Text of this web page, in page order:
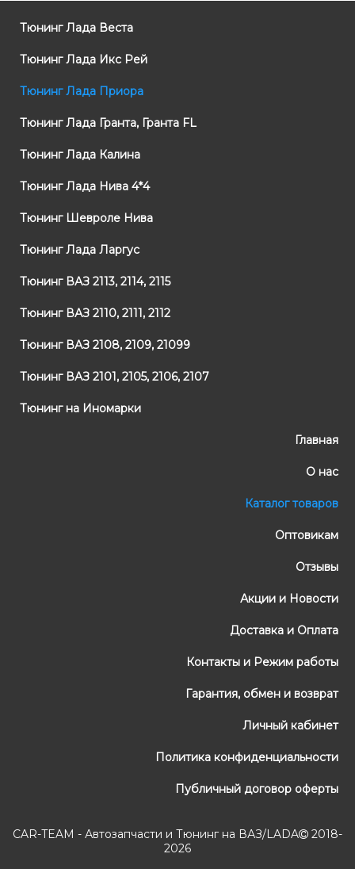
Тюнинг Лада Веста
Тюнинг Лада Икс Рей
Тюнинг Лада Приора
Тюнинг Лада Гранта, Гранта FL
Тюнинг Лада Калина
Тюнинг Лада Нива 4*4
Тюнинг Шевроле Нива
Тюнинг Лада Ларгус
Тюнинг ВАЗ 2113, 2114, 2115
Тюнинг ВАЗ 2110, 2111, 2112
Тюнинг ВАЗ 2108, 2109, 21099
Тюнинг ВАЗ 2101, 2105, 2106, 2107
Тюнинг на Иномарки
Главная
О нас
Каталог товаров
Оптовикам
Отзывы
Акции и Новости
Доставка и Оплата
Контакты и Режим работы
Гарантия, обмен и возврат
Личный кабинет
Политика конфиденциальности
Публичный договор оферты
CAR-TEAM - Автозапчасти и Тюнинг на ВАЗ/LADA
2018-
2026